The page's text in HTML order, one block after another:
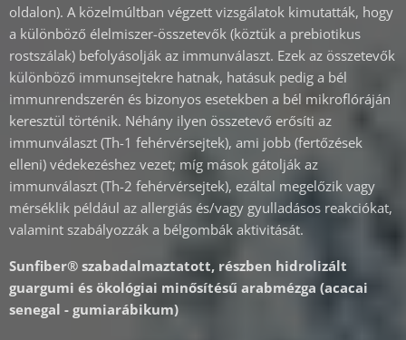
oldalon). A közelmúltban végzett vizsgálatok kimutatták, hogy
a különböző élelmiszer-összetevők (köztük a prebiotikus
rostszálak) befolyásolják az immunválaszt. Ezek az összetevők
különböző immunsejtekre hatnak, hatásuk pedig a bél
immunrendszerén és bizonyos esetekben a bél mikroflóráján
keresztül történik. Néhány ilyen összetevő erősíti az
immunválaszt (Th-1 fehérvérsejtek), ami jobb (fertőzések
elleni) védekezéshez vezet; míg mások gátolják az
immunválaszt (Th-2 fehérvérsejtek), ezáltal megelőzik vagy
mérséklik például az allergiás és/vagy gyulladásos reakciókat,
valamint szabályozzák a bélgombák aktivitását.
Sunfiber® szabadalmaztatott, részben hidrolizált
guargumi és ökológiai minősítésű arabmézga (acacai
senegal - gumiarábikum)